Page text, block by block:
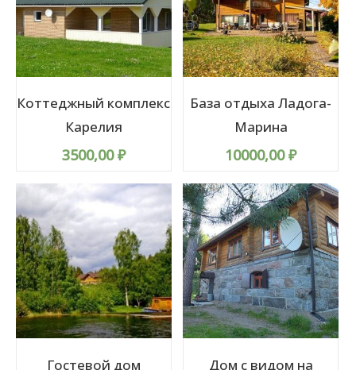
Коттеджный комплекс
Карелия
3500,00₽
База отдыха Ладога-
Марина
10000,00₽
Гостевой дом
Дом с видом на